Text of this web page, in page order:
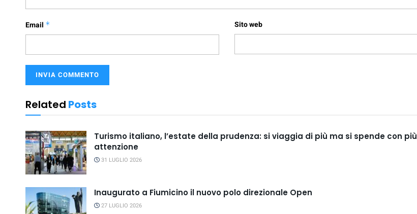
Email * Sito web
Related Posts
Turismo italiano, l’estate della prudenza: si viaggia di più ma si spende con più
attenzione
31 LUGLIO 2026
Inaugurato a Fiumicino il nuovo polo direzionale Open
27 LUGLIO 2026